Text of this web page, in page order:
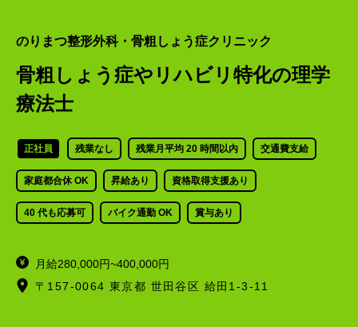
のりまつ整形外科・骨粗しょう症クリニック
骨粗しょう症やリハビリ特化の理学
療法士
正社員 残業なし 残業月平均 20 時間以内 交通費支給
家庭都合休 OK 昇給あり 資格取得支援あり
40 代も応募可 バイク通勤 OK 賞与あり
月給280,000円~400,000円
〒157-0064 東京都 世田谷区 給田1-3-11